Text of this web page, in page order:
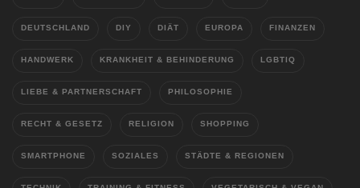
DEUTSCHLAND DIY DIÄT EUROPA FINANZEN
HANDWERK KRANKHEIT & BEHINDERUNG LGBTIQ
LIEBE & PARTNERSCHAFT PHILOSOPHIE
RECHT & GESETZ RELIGION SHOPPING
SMARTPHONE SOZIALES STÄDTE & REGIONEN